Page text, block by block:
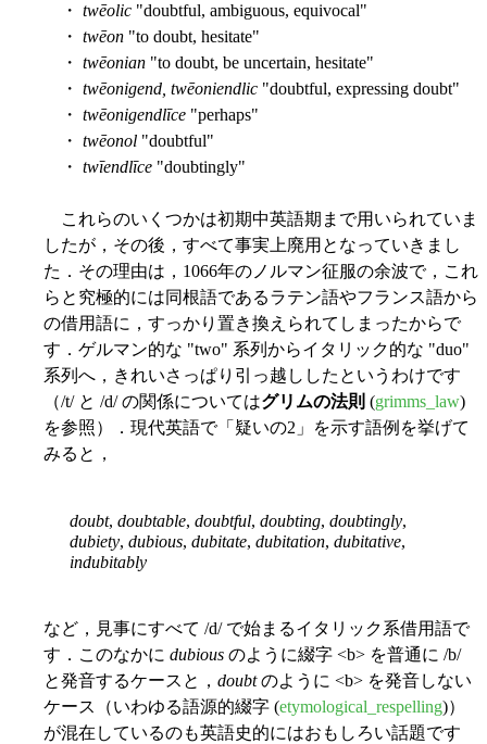
・ twēolic "doubtful, ambiguous, equivocal"
・ twēon "to doubt, hesitate"
・ twēonian "to doubt, be uncertain, hesitate"
・ twēonigend, twēoniendlic "doubtful, expressing doubt"
・ twēonigendlīce "perhaps"
・ twēonol "doubtful"
・ twīendlīce "doubtingly"
これらのいくつかは初期中英語期まで用いられていま
したが，その後，すべて事実上廃用となっていきまし
た．その理由は，1066年のノルマン征服の余波で，これ
らと究極的には同根語であるラテン語やフランス語から
の借用語に，すっかり置き換えられてしまったからで
す．ゲルマン的な "two" 系列からイタリック的な "duo"
系列へ，きれいさっぱり引っ越ししたというわけです
（/t/ と /d/ の関係についてはグリムの法則 (grimms_law)
を参照）．現代英語で「疑いの2」を示す語例を挙げて
みると，
doubt, doubtable, doubtful, doubting, doubtingly,
dubiety, dubious, dubitate, dubitation, dubitative,
indubitably
など，見事にすべて /d/ で始まるイタリック系借用語で
す．このなかに dubious のように綴字 <b> を普通に /b/
と発音するケースと， doubtのように <b> を発音しない
ケース（いわゆる語源的綴字 (etymological_respelling)）
が混在しているのも英語史的にはおもしろい話題です